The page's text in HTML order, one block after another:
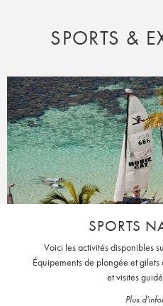
SPORTS &
SPORTS
Voici les activités disponibles
Équipements de plongée et
et visites
Plus